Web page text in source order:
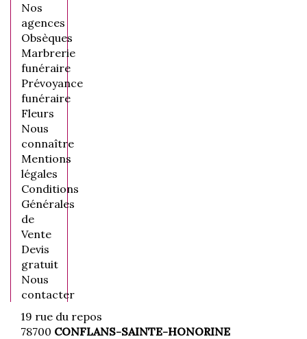
Nos
agences
Obsèques
Marbrerie
funéraire
Prévoyance
funéraire
Fleurs
Nous
connaître
Mentions
légales
Conditions
Générales
de
Vente
Devis
gratuit
Nous
contacter
19 rue du repos
78700 CONFLANS-SAINTE-HONORINE